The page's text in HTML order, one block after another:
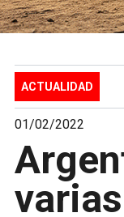
ACTUALIDAD
01/02/2022